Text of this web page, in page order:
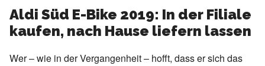
Aldi Süd E-Bike 2019: In der Filiale
kaufen, nach Hause liefern lassen
Wer – wie in der Vergangenheit – hofft, dass er sich das